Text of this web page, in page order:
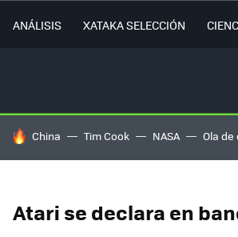
ANÁLISIS XATAKA SELECCIÓN
HOY SE HABLA DE
China Tim Cook NASA Ola
Atari se declara en